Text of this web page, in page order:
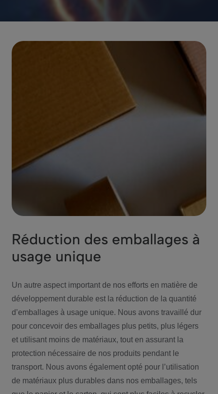
Réduction des emballages à
usage unique
Un autre aspect important de nos efforts en matière de
développement durable est la réduction de la quantité
d’emballages à usage unique. Nous avons travaillé dur
pour concevoir des emballages plus petits, plus légers
et utilisant moins de matériaux, tout en assurant la
protection nécessaire de nos produits pendant le
transport. Nous avons également opté pour l’utilisation
de matériaux plus durables dans nos emballages, tels